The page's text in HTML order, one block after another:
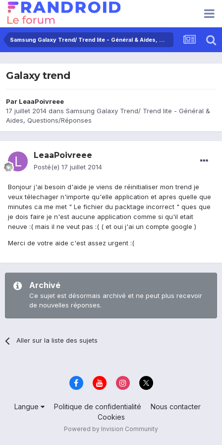
Samsung Galaxy Trend/ Trend lite - Général & Aides, Questions/Réponses
Galaxy trend
Par LeaaPoivreee
17 juillet 2014 dans Samsung Galaxy Trend/ Trend lite - Général &
Aides, Questions/Réponses
LeaaPoivreee
Posté(e) 17 juillet 2014
Bonjour j'ai besoin d'aide je viens de réinitialiser mon trend je
veux télechager n'importe qu'elle application et apres quelle que
minutes ca me met " Le fichier du packtage incorrect " ques que
je dois faire je n'est aucune application comme si qu'il etait
neuve :( mais il ne veut pas :( ( et oui j'ai un compte google )
Merci de votre aide c'est assez urgent :(
Archivé
Ce sujet est désormais archivé et ne peut plus recevoir
de nouvelles réponses.
Aller sur la liste des sujets
Langue Politique de confidentialité
Nous contacter
Cookies
Powered by Invision Community